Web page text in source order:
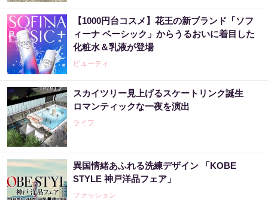
【1000円台コスメ】花王の新ブランド「ソフ
ィーナ ベーシック」からうるおいに着目した
化粧水＆乳液が登場
ビューティ
スカイツリー見上げるスケートリンク誕生
ロマンティックな一夜を演出
ライフ
異国情緒あふれる洗練デザイン 「KOBE
STYLE 神戸洋品フェア」
ファッション